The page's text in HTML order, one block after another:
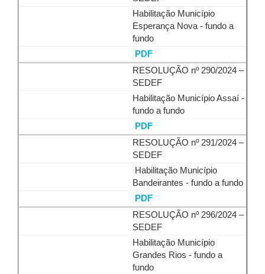
Habilitação Município
Esperança Nova - fundo a
fundo
PDF
RESOLUÇÃO nº 290/2024 –
SEDEF
Habilitação Município Assaí -
fundo a fundo
PDF
RESOLUÇÃO nº 291/2024 –
SEDEF
Habilitação Município
Bandeirantes - fundo a fundo
PDF
RESOLUÇÃO nº 296/2024 –
SEDEF
Habilitação Município
Grandes Rios - fundo a
fundo